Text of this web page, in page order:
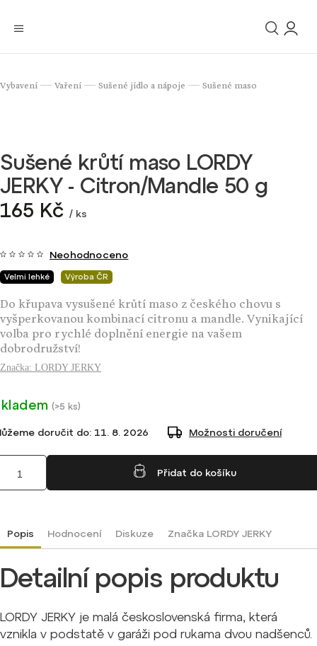
Vybavení / Vaření / Sušené jídlo a nápoje / Sušené maso
Sušené krůtí maso LORDY
JERKY - Citron/Mandle 50 g
165 Kč / ks
Velmi lehké Výroba ČR
Neohodnoceno
Do křupava vysušené krůtí maso z českého chovu s
vyšperkovanou kombinací citronu a mandle. Vynikající
volba pro rychlé doplnění energie na vašem
dobrodružství!
Značka: LORDY JERKY
(>5 ks)
doručit do: 11. 8. 2026 Možnosti doručení
Přidat do košíku
Popis Hodnocení Diskuze ZnačkaLORDY JERKY
Detailní popis produktu
LORDY JERKY je malá československá firma, která
vznikla v podstatě v garáži pod rukama dvou nadšenců.